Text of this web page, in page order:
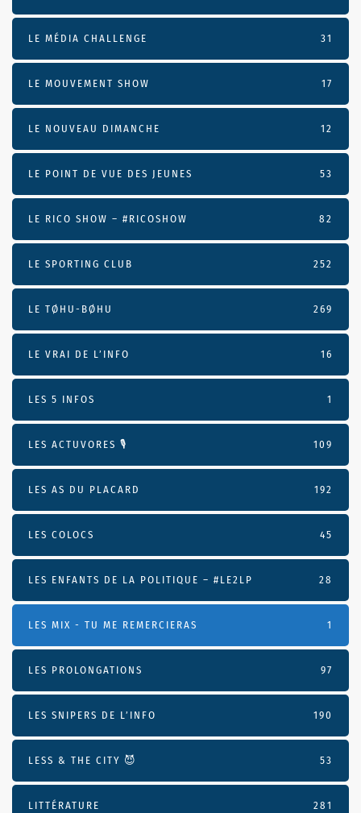
LE MÉDIA CHALLENGE 31
LE MOUVEMENT SHOW 17
LE NOUVEAU DIMANCHE 12
LE POINT DE VUE DES JEUNES 53
LE RICO SHOW – #RICOSHOW 82
LE SPORTING CLUB 252
LE TØHU-BØHU 269
LE VRAI DE L’INFO 16
LES 5 INFOS 1
LES ACTUVORES 🎙 109
LES AS DU PLACARD 192
LES COLOCS 45
LES ENFANTS DE LA POLITIQUE – #LE2LP 28
LES MIX - TU ME REMERCIERAS 1
LES PROLONGATIONS 97
LES SNIPERS DE L’INFO 190
LESS & THE CITY 😈 53
LITTÉRATURE 281